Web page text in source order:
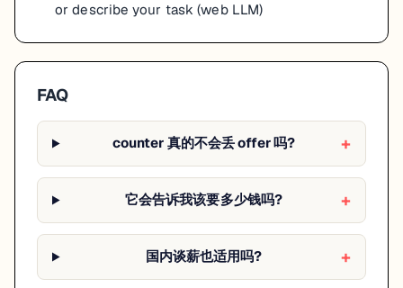
or describe your task (web LLM)
FAQ
counter 真的不会丢 offer 吗?
它会告诉我该要多少钱吗?
国内谈薪也适用吗?